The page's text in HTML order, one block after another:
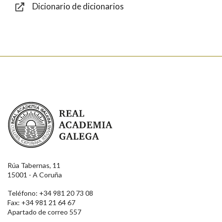
Dicionario de dicionarios
Real Academia Galega
Rúa Tabernas, 11
15001 - A Coruña
Teléfono: +34 981 20 73 08
Fax: +34 981 21 64 67
Apartado de correo 557